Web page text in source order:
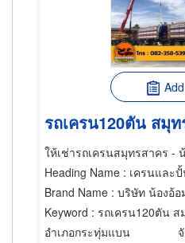
รถเครน120ตัน สมุ
ให้เช่ารถเครนสมุทรสาคร -
Heading Name : เครนและปั้นจั่น,เครน
Brand Name : บริษัท น้องอ้อ
Keyword : รถเครน120ตัน ส
อำเภอกระทุ่มแบน